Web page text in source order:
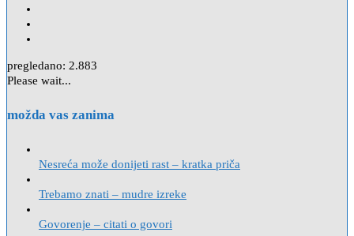
pregledano: 2.883
Please wait...
možda vas zanima
Nesreća može donijeti rast – kratka priča
Trebamo znati – mudre izreke
Govorenje – citati o govori